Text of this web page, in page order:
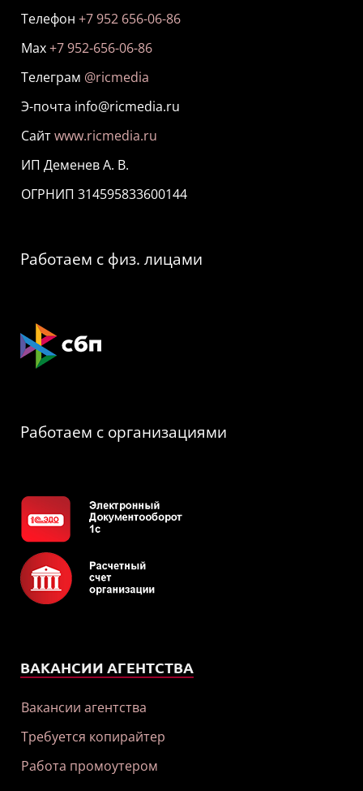
Телефон +7 952 656-06-86
Мах+7 952-656-06-86
Телеграм @ricmedia
Э-почта info@ricmedia.ru
Сайтwww.ricmedia.ru
ИП Деменев А. В.
ОГРНИП 314595833600144
Работаем с физ. лицами
Работаем с организациями
ВАКАНСИИ АГЕНТСТВА
Вакансии агентства
Требуется копирайтер
Работа промоутером